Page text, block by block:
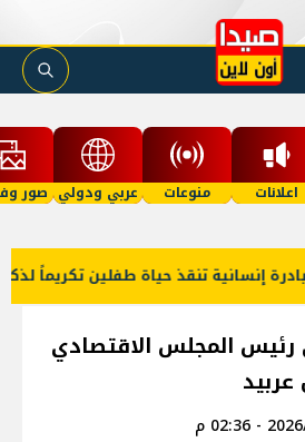
اعلانات منوعات عربي ودولي صور
رئيس المجلس الاقتصادي